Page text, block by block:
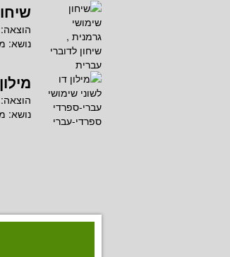
הוצאה:
נושא:
הוצאה:
נושא: